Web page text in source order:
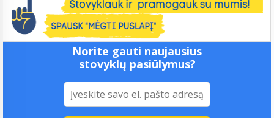
Norite gauti naujausius
stovyklų pasiūlymus?